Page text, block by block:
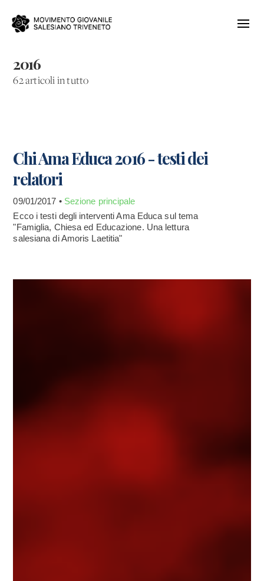
2016
62 articoli in tutto
Chi Ama Educa 2016 - testi dei
relatori
09/01/2017 • Sezione principale
Ecco i testi degli interventi Ama Educa sul tema
"Famiglia, Chiesa ed Educazione. Una lettura
salesiana di Amoris Laetitia"